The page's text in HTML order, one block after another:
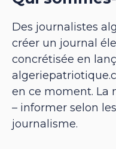
Des journalistes
créer un journal
concrétisée en
en ce moment. La
– informer selon
journalisme.